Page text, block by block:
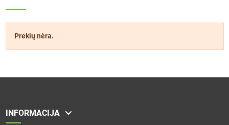
Prekių nėra.
INFORMACIJA